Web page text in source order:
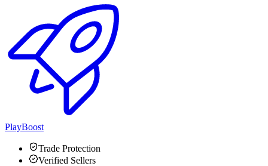
PlayBoost
Trade Protection
Verified Sellers